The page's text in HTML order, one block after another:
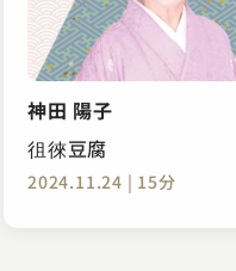
神田 陽子
徂徠豆腐
2024.11.24 | 15分